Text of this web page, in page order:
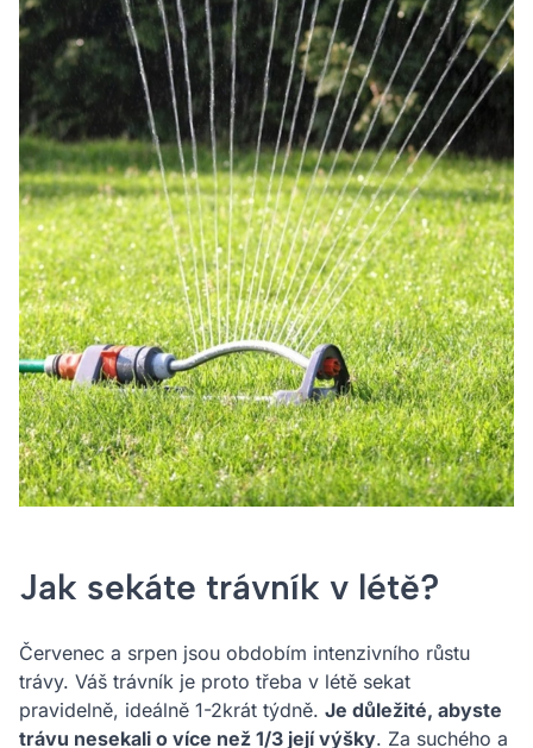
Jak sekáte trávník v létě?
Červenec a srpen jsou obdobím intenzivního růstu
trávy. Váš trávník je proto třeba v létě sekat
pravidelně, ideálně 1-2krát týdně. Je důležité, abyste
trávu nesekali o více než 1/3 její výšky. Za suchého a